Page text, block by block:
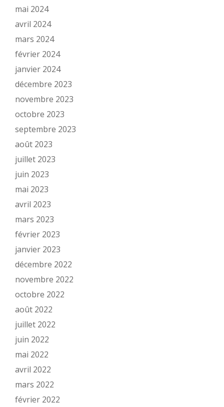
mai 2024
avril 2024
mars 2024
février 2024
janvier 2024
décembre 2023
novembre 2023
octobre 2023
septembre 2023
août 2023
juillet 2023
juin 2023
mai 2023
avril 2023
mars 2023
février 2023
janvier 2023
décembre 2022
novembre 2022
octobre 2022
août 2022
juillet 2022
juin 2022
mai 2022
avril 2022
mars 2022
février 2022